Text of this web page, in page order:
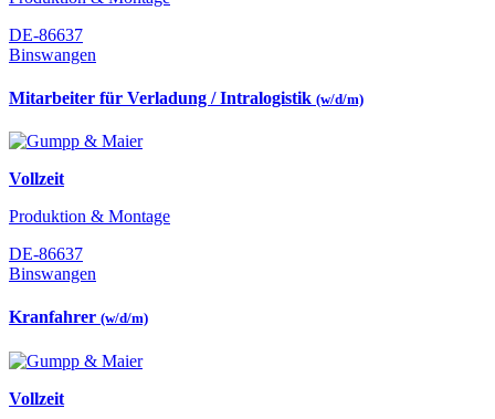
DE-86637
Binswangen
Mitarbeiter für Verladung / Intralogistik (w/d/m)
Vollzeit
Produktion & Montage
DE-86637
Binswangen
Kranfahrer (w/d/m)
Vollzeit